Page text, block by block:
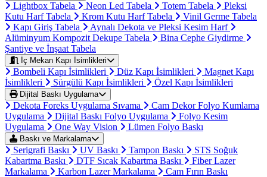
Lightbox Tabela Neon Led Tabela Totem Tabela
Pleksi
Kutu Harf Tabela
Krom Kutu Harf Tabela
Vinil Germe Tabela
Kapı Giriş Tabela
Aynalı Dekota ve Pleksi Kesim Harf
Alüminyum Kompozit Dekupe Tabela
Bina Cephe Giydirme
Şantiye ve İnşaat Tabela
İç Mekan Kapı İsimlikleri
Bombeli Kapı İsimlikleri Düz Kapı İsimlikleri
Magnet Kapı
İsimlikleri
Sürgülü Kapı İsimlikleri Özel Kapı İsimlikleri
Dijital Baskı Uygulama
Dekota Foreks Uygulama Sıvama
Cam Dekor Folyo Kumlama
Uygulama
Dijital Baskı Folyo Uygulama
Folyo Kesim
Uygulama
One Way Vision Lümen Folyo Baskı
Baskı ve Markalama
Serigrafi Baskı UV Baskı Tampon Baskı
STS Soğuk
Kabartma Baskı
DTF Sıcak Kabartma Baskı
Fiber Lazer
Markalama
Karbon Lazer Markalama Cam Fırın Baskı